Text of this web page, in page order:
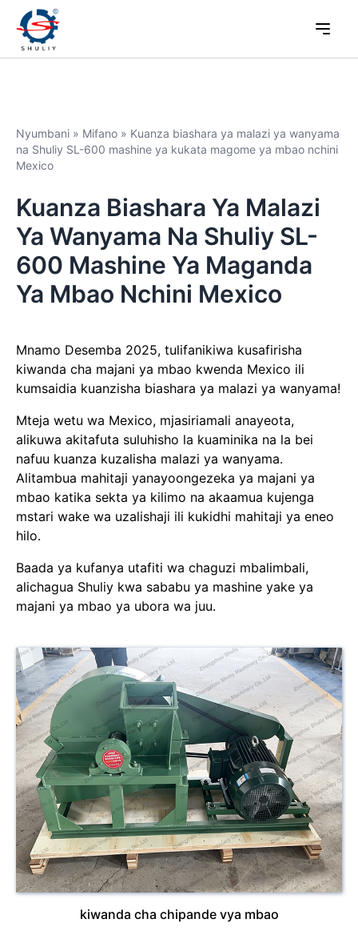
Nyumbani » Mifano » Kuanza biashara ya malazi ya wanyama
na Shuliy SL-600 mashine ya kukata magome ya mbao nchini
Mexico
Kuanza Biashara Ya Malazi
Ya Wanyama Na Shuliy SL-
600 Mashine Ya Maganda
Ya Mbao Nchini Mexico
Mnamo Desemba 2025, tulifanikiwa kusafirisha
kiwanda cha majani ya mbao kwenda Mexico ili
kumsaidia kuanzisha biashara ya malazi ya wanyama!
Mteja wetu wa Mexico, mjasiriamali anayeota,
alikuwa akitafuta suluhisho la kuaminika na la bei
nafuu kuanza kuzalisha malazi ya wanyama.
Alitambua mahitaji yanayoongezeka ya majani ya
mbao katika sekta ya kilimo na akaamua kujenga
mstari wake wa uzalishaji ili kukidhi mahitaji ya eneo
hilo.
Baada ya kufanya utafiti wa chaguzi mbalimbali,
alichagua Shuliy kwa sababu ya mashine yake ya
majani ya mbao ya ubora wa juu.
kiwanda cha chipande vya mbao